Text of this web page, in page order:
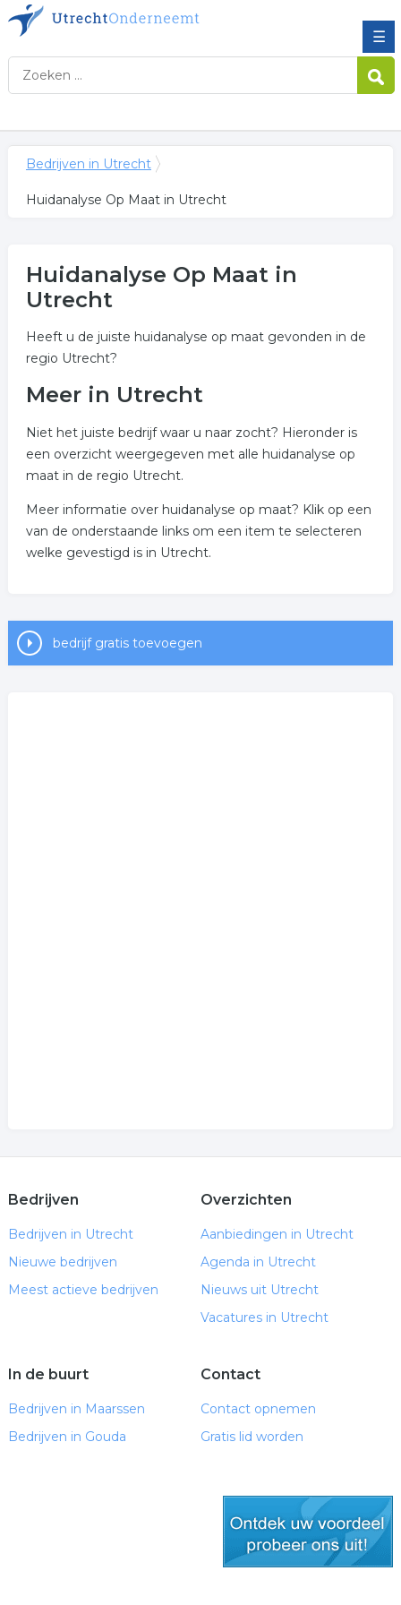
☰
Bedrijven in Utrecht
Huidanalyse Op Maat in Utrecht
Huidanalyse Op Maat in
Utrecht
Heeft u de juiste huidanalyse op maat gevonden in de
regio Utrecht?
Meer in Utrecht
Niet het juiste bedrijf waar u naar zocht? Hieronder is
een overzicht weergegeven met alle huidanalyse op
maat in de regio Utrecht.
Meer informatie over huidanalyse op maat? Klik op een
van de onderstaande links om een item te selecteren
welke gevestigd is in Utrecht.
bedrijf gratis toevoegen
Bedrijven
Bedrijven in Utrecht
Nieuwe bedrijven
Meest actieve bedrijven
Overzichten
Aanbiedingen in Utrecht
Agenda in Utrecht
Nieuws uit Utrecht
Vacatures in Utrecht
In de buurt
Bedrijven in Maarssen
Bedrijven in Gouda
Contact
Contact opnemen
Gratis lid worden